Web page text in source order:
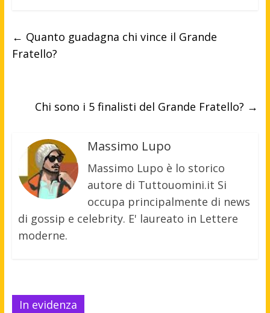
← Quanto guadagna chi vince il Grande
Fratello?
Chi sono i 5 finalisti del Grande Fratello? →
Massimo Lupo
Massimo Lupo è lo storico
autore di Tuttouomini.it Si
occupa principalmente di news
di gossip e celebrity. E' laureato in Lettere
moderne.
In evidenza